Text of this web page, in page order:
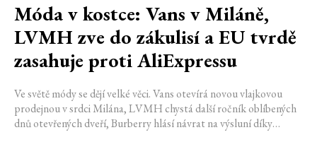
Móda v kostce: Vans v Miláně,
LVMH zve do zákulisí a EU tvrdě
zasahuje proti AliExpressu
Ve světě módy se dějí velké věci. Vans otevírá novou vlajkovou
prodejnou v srdci Milána, LVMH chystá další ročník oblíbených
dnů otevřených dveří, Burberry hlásí návrat na výsluní díky